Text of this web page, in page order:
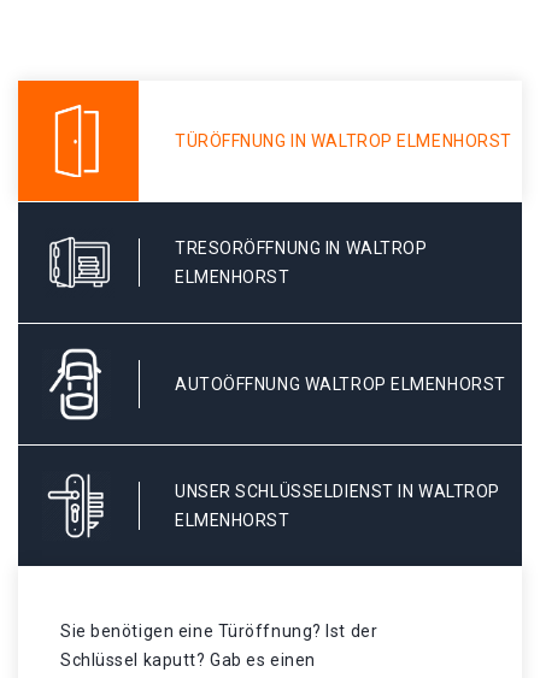
TÜRÖFFNUNG IN WALTROP ELMENHORST
TRESORÖFFNUNG IN WALTROP
ELMENHORST
AUTOÖFFNUNG WALTROP ELMENHORST
UNSER SCHLÜSSELDIENST IN WALTROP
ELMENHORST
Sie benötigen eine Türöffnung? Ist der
Schlüssel kaputt? Gab es einen